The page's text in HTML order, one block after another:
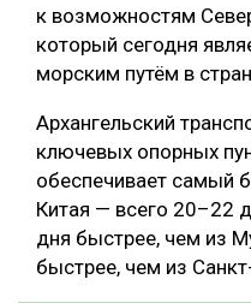
к возможностям
который сегодня
морским путём в
Архангельский
ключевых опорных
обеспечивает самый
Китая — всего 20–22
дня быстрее, чем из
быстрее, чем из